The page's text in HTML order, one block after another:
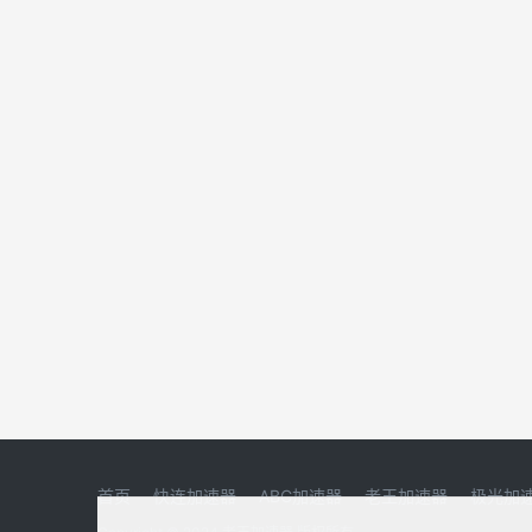
首页 快连加速器 ABC加速器 老王加速器 极光加